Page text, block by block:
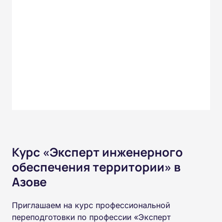
Курс «Эксперт инженерного
обеспечения территории» в
Азове
Приглашаем на курс профессиональной
переподготовки по профессии «Эксперт